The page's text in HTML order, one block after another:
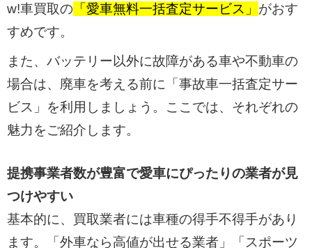
w!車買取の「愛車無料一括査定サービス」 がおす
すめです。
また、バッテリー以外に故障がある車や不動車の
場合は、廃車を考える前に「事故車一括査定サー
ビス」を利用しましょう。ここでは、それぞれの
魅力をご紹介します。
提携事業者数が豊富で愛車にぴったりの業者が見
つけやすい
基本的に、買取業者には車種の得手不得手があり
ます。「外車なら高値が出せる業者」「スポーツ